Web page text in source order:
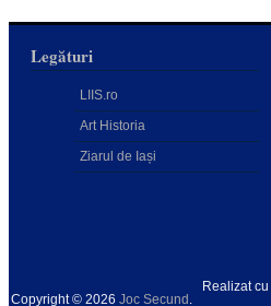
Legături
LIIS.ro
Art Historia
Ziarul de Iași
Copyright © 2026 Joc Secund .
Realizat cu